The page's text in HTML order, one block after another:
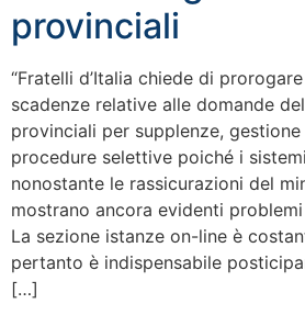
provinciali
“Fratelli d’Italia chiede di
scadenze relative alle domande
provinciali per supplenze,
procedure selettive poiché i
nonostante le rassicurazioni del
mostrano ancora evidenti
La sezione istanze on-line è
pertanto è indispensabile
[…]